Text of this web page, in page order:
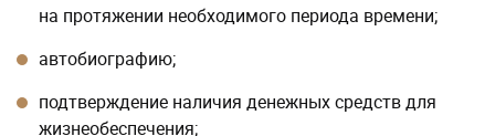
на протяжении необходимого периода времени;
автобиографию;
подтверждение наличия денежных средств для
жизнеобеспечения;